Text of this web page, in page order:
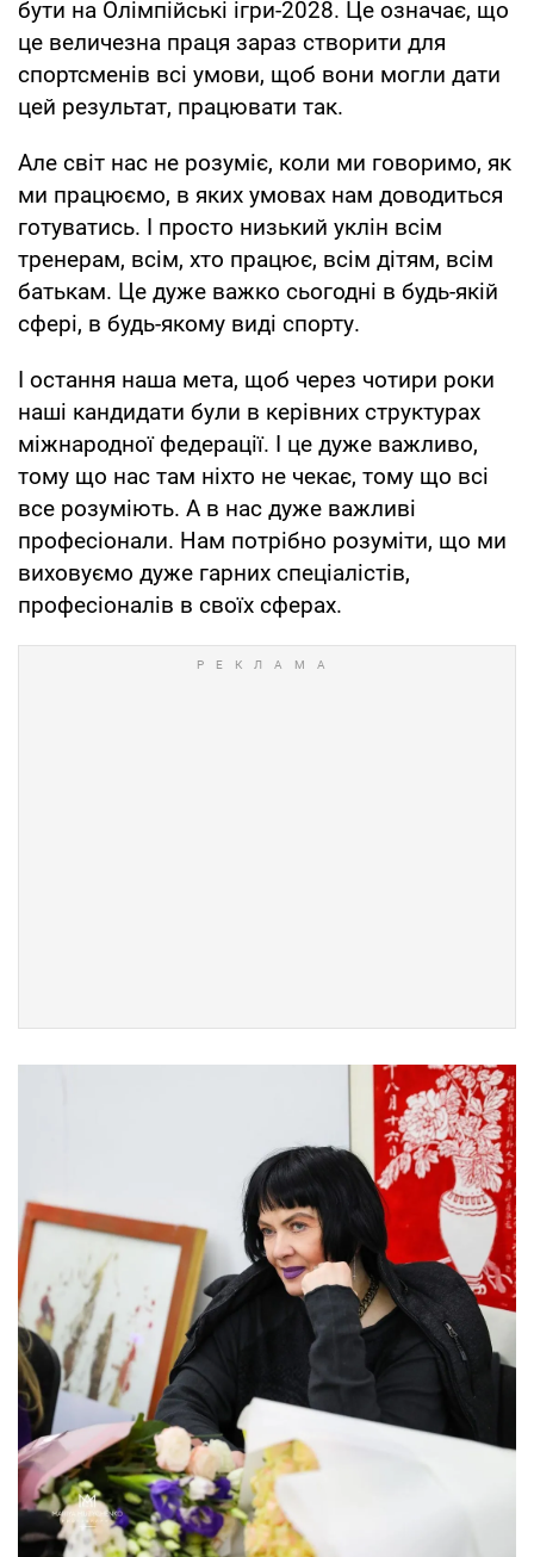
бути на Олімпійські ігри-2028. Це означає, що
це величезна праця зараз створити для
спортсменів всі умови, щоб вони могли дати
цей результат, працювати так.
Але світ нас не розуміє, коли ми говоримо, як
ми працюємо, в яких умовах нам доводиться
готуватись. І просто низький уклін всім
тренерам, всім, хто працює, всім дітям, всім
батькам. Це дуже важко сьогодні в будь-якій
сфері, в будь-якому виді спорту.
І остання наша мета, щоб через чотири роки
наші кандидати були в керівних структурах
міжнародної федерації. І це дуже важливо,
тому що нас там ніхто не чекає, тому що всі
все розуміють. А в нас дуже важливі
професіонали. Нам потрібно розуміти, що ми
виховуємо дуже гарних спеціалістів,
професіоналів в своїх сферах.